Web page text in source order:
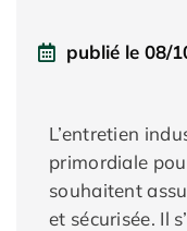
publié le 08/
L’entretien
primordiale
souhaitent
et sécurisée. Il